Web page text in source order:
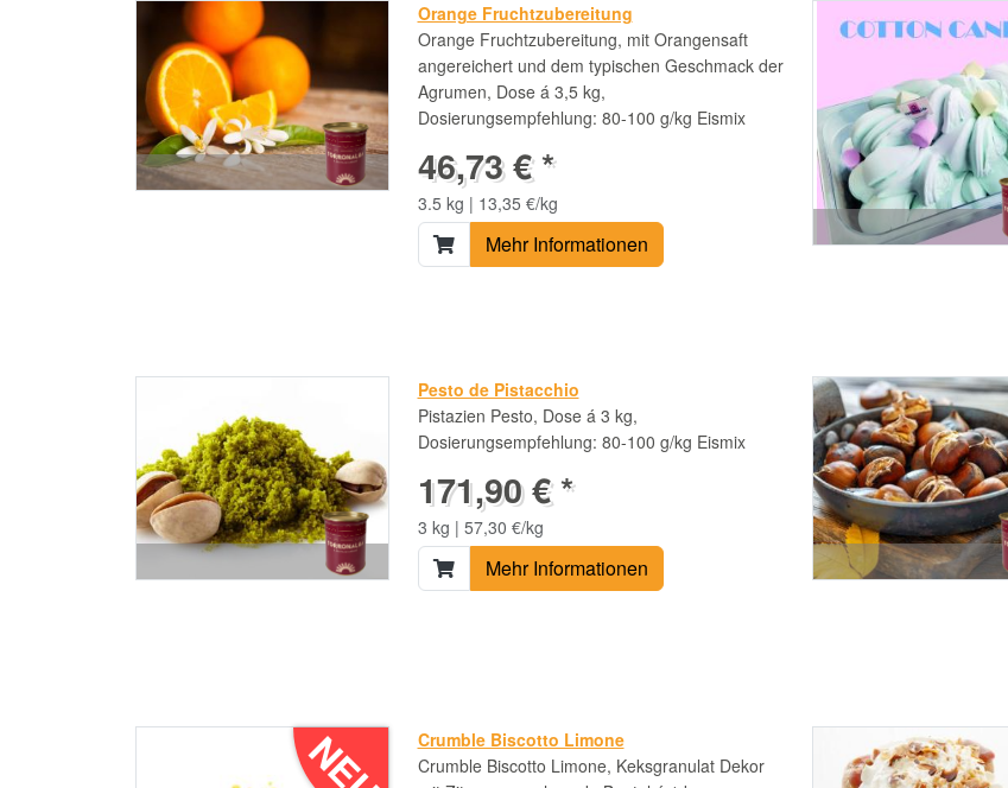
Orange Fruchtzubereitung
Orange Fruchtzubereitung, mit Orangensaft
angereichert und dem typischen Geschmack der
Agrumen, Dose á 3,5 kg,
Dosierungsempfehlung: 80-100 g/kg Eismix
46,73 € *
3.5 kg | 13,35 €/kg
Mehr Informationen
Pesto de Pistacchio
Pistazien Pesto, Dose á 3 kg,
Dosierungsempfehlung: 80-100 g/kg Eismix
171,90 € *
3 kg | 57,30 €/kg
Mehr Informationen
Crumble Biscotto Limone
Crumble Biscotto Limone, Keksgranulat Dekor